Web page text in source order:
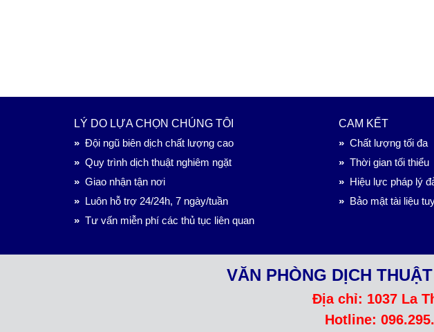
LÝ DO LỰA CHỌN CHÚNG TÔI
» Đội ngũ biên dịch chất lượng cao
» Quy trình dịch thuật nghiêm ngặt
» Giao nhận tận nơi
» Luôn hỗ trợ 24/24h, 7 ngày/tuần
» Tư vấn miễn phí các thủ tục liên quan
CAM KẾT
» Chất lượng tối đa
» Thời gian tối thiểu
» Hiệu lực pháp lý
» Bảo mật tài liệu
VĂN PHÒNG DỊCH
Địa chỉ: 1037 La
Hotline: